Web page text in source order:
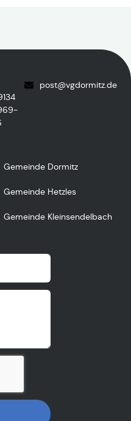
post@vgdormitz.de
Gemeinde Dormitz
Gemeinde Hetzles
Gemeinde Kleinsendelbach